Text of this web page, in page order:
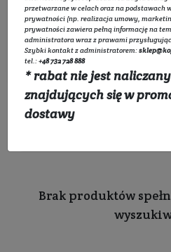
Rozwiń listę
Brak produktów
przetwarzane w celach oraz na podstawach
prywatności (np. realizacja umowy,
prywatnościzawiera pełną informację na
administratora wraz z prawami
Szybki kontakt z administratorem:
tel.:+48 732 728 888
* rabat nie jest
znajdujących się w
dostawy